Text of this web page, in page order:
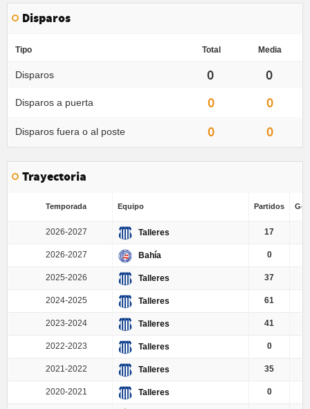
Disparos
Tipo Total Media
Disparos 0 0
Disparos a puerta 0 0
Disparos fuera o al poste 0 0
Trayectoria
Equipo Partidos
Talleres 17
Bahía 0
Talleres 37
Talleres 61
Talleres 41
Talleres 0
Talleres 35
Talleres 0
Temporada
2026-2027
2026-2027
2025-2026
2024-2025
2023-2024
2022-2023
2021-2022
2020-2021